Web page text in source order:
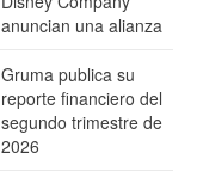
anuncian una alianza
Gruma publica su
reporte financiero del
segundo trimestre de
2026